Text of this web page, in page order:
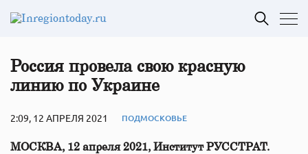
Россия провела свою красную
линию по Украине
2:09, 12 АПРЕЛЯ 2021 ПОДМОСКОВЬЕ
МОСКВА, 12 апреля 2021, Институт РУССТРАТ.